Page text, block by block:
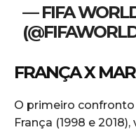
— FIFA
FRANÇA X
O primeiro
França (1998 e